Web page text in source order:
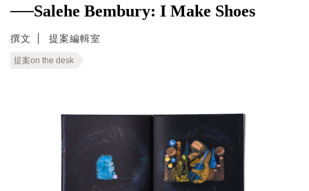
──Salehe Bembury: I Make Shoes
撰文 提案編輯室
提案on the desk